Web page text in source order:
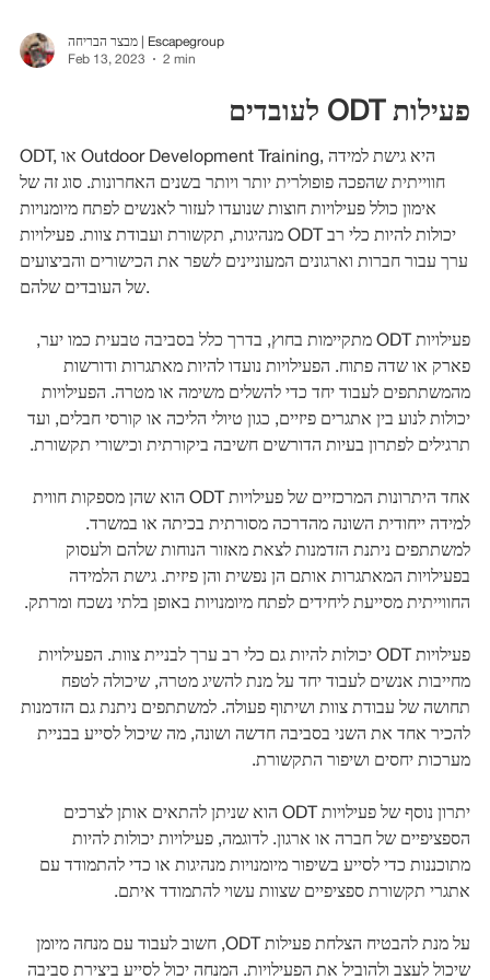
מבצר הבריחה | Escapegroup
Feb 13, 2023
2 min
פעילות ODT לעובדים
ODT, או Outdoor Development Training, היא גישת למידה
חווייתית שהפכה פופולרית יותר ויותר בשנים האחרונות. סוג זה של
אימון כולל פעילויות חוצות שנועדו לעזור לאנשים לפתח מיומנויות
מנהיגות, תקשורת ועבודת צוות. פעילויות ODT יכולות להיות כלי רב
ערך עבור חברות וארגונים המעוניינים לשפר את הכישורים והביצועים
של העובדים שלהם.
פעילויות ODT מתקיימות בחוץ, בדרך כלל בסביבה טבעית כמו יער,
פארק או שדה פתוח. הפעילויות נועדו להיות מאתגרות ודורשות
מהמשתתפים לעבוד יחד כדי להשלים משימה או מטרה. הפעילויות
יכולות לנוע בין אתגרים פיזיים, כגון טיולי הליכה או קורסי חבלים, ועד
תרגילים לפתרון בעיות הדורשים חשיבה ביקורתית וכישורי תקשורת.
אחד היתרונות המרכזיים של פעילויות ODT הוא שהן מספקות חווית
למידה ייחודית השונה מהדרכה מסורתית בכיתה או במשרד.
למשתתפים ניתנת הזדמנות לצאת מאזור הנוחות שלהם ולעסוק
בפעילויות המאתגרות אותם הן נפשית והן פיזית. גישת הלמידה
החווייתית מסייעת ליחידים לפתח מיומנויות באופן בלתי נשכח ומרתק.
פעילויות ODT יכולות להיות גם כלי רב ערך לבניית צוות. הפעילויות
מחייבות אנשים לעבוד יחד על מנת להשיג מטרה, שיכולה לטפח
תחושה של עבודת צוות ושיתוף פעולה. למשתתפים ניתנת גם הזדמנות
להכיר אחד את השני בסביבה חדשה ושונה, מה שיכול לסייע בבניית
מערכות יחסים ושיפור התקשורת.
יתרון נוסף של פעילויות ODT הוא שניתן להתאים אותן לצרכים
הספציפיים של חברה או ארגון. לדוגמה, פעילויות יכולות להיות
מתוכננות כדי לסייע בשיפור מיומנויות מנהיגות או כדי להתמודד עם
אתגרי תקשורת ספציפיים שצוות עשוי להתמודד איתם.
על מנת להבטיח הצלחת פעילות ODT, חשוב לעבוד עם מנחה מיומן
שיכול לעצב ולהוביל את הפעילויות. המנחה יכול לסייע ביצירת סביבה